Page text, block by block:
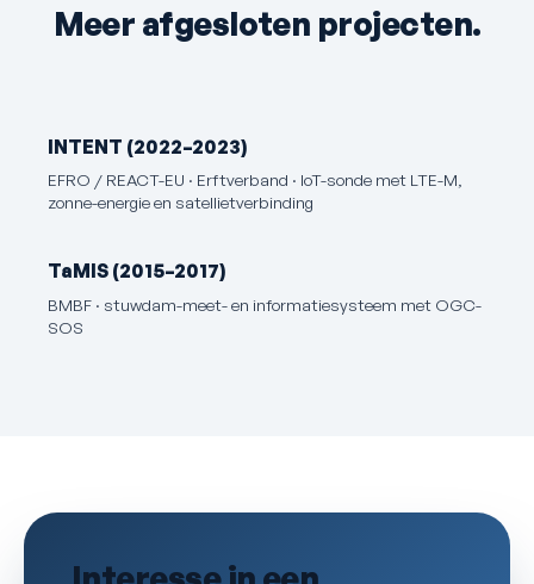
Meer afgesloten projecten.
INTENT (2022–2023)
EFRO / REACT-EU · Erftverband · IoT-sonde met LTE-M,
zonne-energie en satellietverbinding
TaMIS (2015–2017)
BMBF · stuwdam-meet- en informatiesysteem met OGC-
SOS